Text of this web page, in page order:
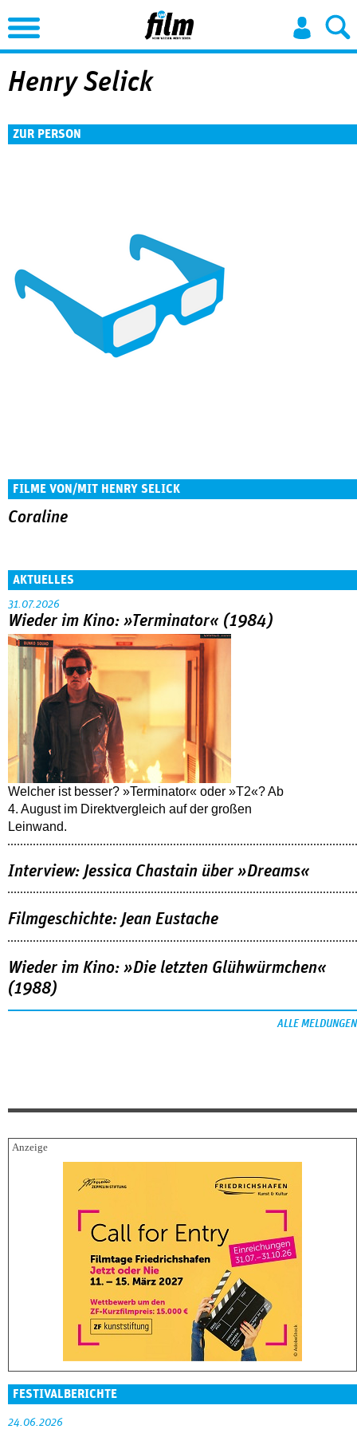
Jump to Navigation
Henry Selick
ZUR PERSON
FILME VON/MIT HENRY SELICK
Coraline
AKTUELLES
31.07.2026
Wieder im Kino: »Terminator« (1984)
Welcher ist besser? »Terminator« oder »T2«? Ab
4. August im Direktvergleich auf der großen
Leinwand.
Interview: Jessica Chastain über »Dreams«
Filmgeschichte: Jean Eustache
Wieder im Kino: »Die letzten Glühwürmchen«
(1988)
ALLE MELDUNGEN
FESTIVALBERICHTE
24.06.2026